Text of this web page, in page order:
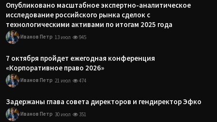
Опубликовано масштабное экспертно-аналитическое
исследование российского рынка сделок с
технологическими активами по итогам 2025 года
Иванов Петр 13 июл 945
7 октября пройдет ежегодная конференция
«Корпоративное право 2026»
Иванов Петр 21 июл 474
Задержаны глава совета директоров и гендиректор Эфко
Иванов Петр 30 июл 351